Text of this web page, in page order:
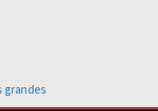
grandes